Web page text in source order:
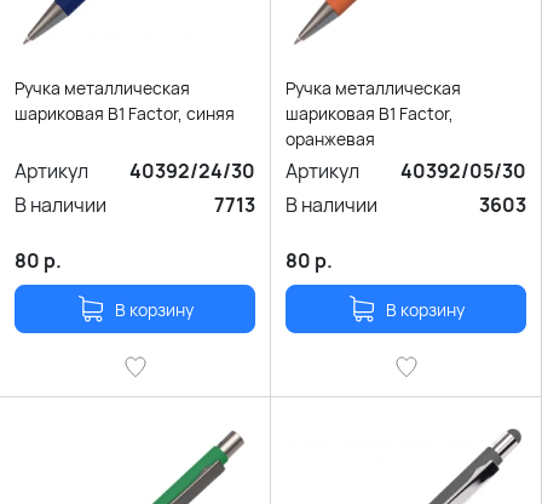
Ручка металлическая
шариковая B1 Factor, синяя
Артикул
40392/24/30
В наличии
7713
80 р.
В корзину
Ручка металлическая
шариковая B1 Factor,
оранжевая
Артикул
40392/05/30
В наличии
3603
80 р.
В корзину